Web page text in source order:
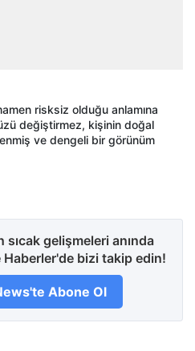
risksiz olduğu anlamına
değiştirmez, kişinin doğal
ve dengeli bir görünüm
gelişmeleri anında
bizi takip edin!
Abone Ol